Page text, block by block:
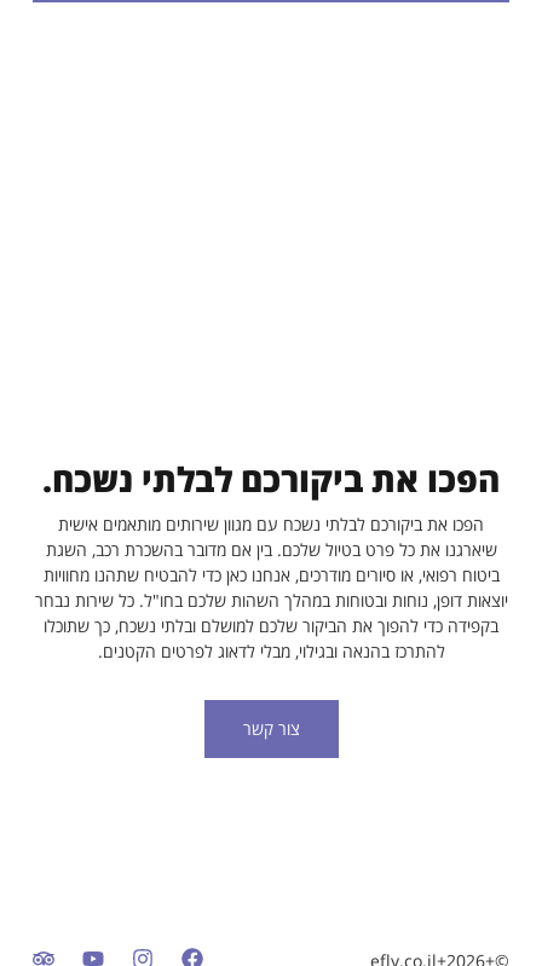
הפכו את ביקורכם לבלתי נשכח.
הפכו את ביקורכם לבלתי נשכח עם מגוון שירותים מותאמים אישית
שיארגנו את כל פרט בטיול שלכם. בין אם מדובר בהשכרת רכב, השגת
ביטוח רפואי, או סיורים מודרכים, אנחנו כאן כדי להבטיח שתהנו מחוויות
יוצאות דופן, נוחות ובטוחות במהלך השהות שלכם בחו"ל. כל שירות נבחר
בקפידה כדי להפוך את הביקור שלכם למושלם ובלתי נשכח, כך שתוכלו
להתרכז בהנאה ובגילוי, מבלי לדאוג לפרטים הקטנים.
צור קשר
©+2026+efly.co.il